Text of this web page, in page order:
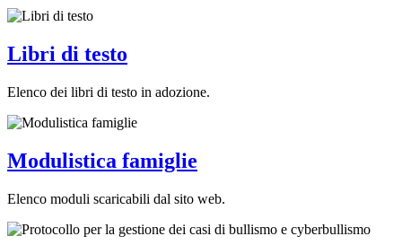
Libri di testo
Elenco dei libri di testo in adozione.
Modulistica famiglie
Elenco moduli scaricabili dal sito web.